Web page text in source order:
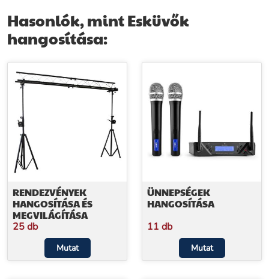
Hasonlók, mint Esküvők
hangosítása:
RENDEZVÉNYEK
HANGOSÍTÁSA ÉS
MEGVILÁGÍTÁSA
25 db
Mutat
ÜNNEPSÉGEK
HANGOSÍTÁSA
11 db
Mutat